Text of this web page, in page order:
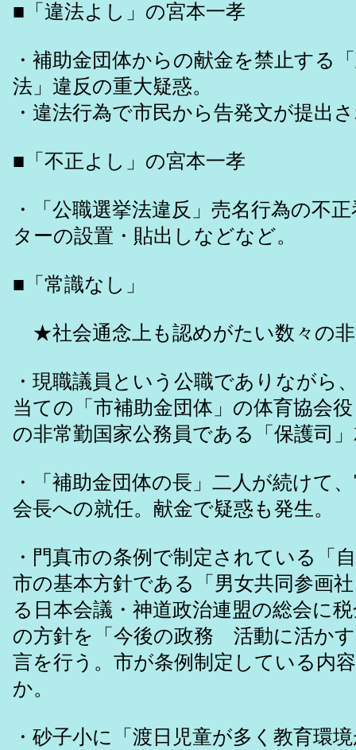
■「違法よし」の宮本一孝
・補助金団体からの献金を禁止する
法」違反の重大疑惑。
・違法行為で市民から告発文が提出
■「不正よし」の宮本一孝
・「公職選挙法違反」売名行為の不
ターの設置・貼出しなどなど。
■「常識なし」
★社会通念上も認めがたい数々の
・現職議員という公職でありながら
当ての「市補助金団体」の体育協会
の非常勤国家公務員である「保護司
・「補助金団体の長」二人が続けて
会長への就任。献金で疑惑も発生。
・門真市の条例で制定されている「
市の基本方針である「男女共同参画
る日本会議・神道政治連盟の総会に
の方針を「今後の政務 活動に活か
言を行う。市が条例制定している内
か。
・砂子小に「渡日児童が多く教育環